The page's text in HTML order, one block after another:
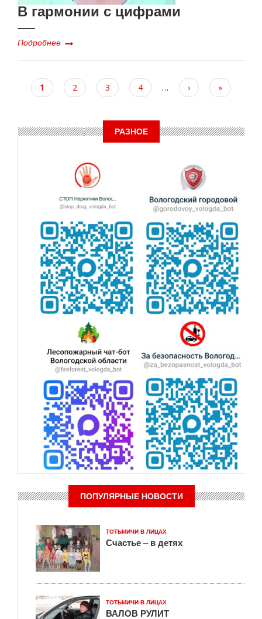
В гармонии с цифрами
Подробнее
Текущая
страница
1 Page
2 Page
3 Page
4 …
Следующая
страница
›
Последняя
страница
»
РАЗНОЕ
ПОПУЛЯРНЫЕ НОВОСТИ
ТОТЬМИЧИ В ЛИЦАХ
Счастье – в детях
ТОТЬМИЧИ В ЛИЦАХ
ВАЛОВ РУЛИТ